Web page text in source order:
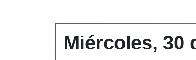
Miércoles, 30